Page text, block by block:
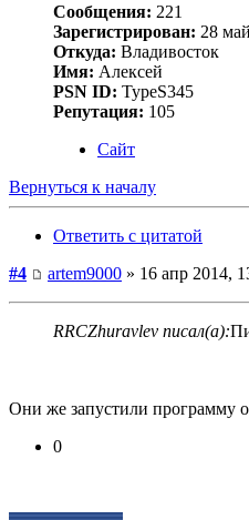
Сообщения: 221
Зарегистрирован: 28
Откуда: Владивосток
Имя: Алексей
PSN ID: TypeS345
Репутация: 105
Сайт
Вернуться к началу
Ответить с цитатой
#4
artem9000 » 16 апр 2014,
RRCZhuravlev писал(а):
Они же запустили программу
0